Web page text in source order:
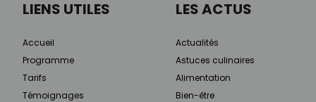
LIENS UTILES
Accueil
Programme
Tarifs
Témoignages
LES ACTUS
Actualités
Astuces culinaires
Alimentation
Bien-être